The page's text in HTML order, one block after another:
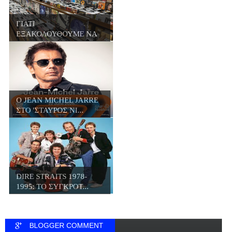
ΓΙΑΤΙ
ΕΞΑΚΟΛΟΥΘΟΥΜΕ ΝΑ
ΑΓΟΡΑΖΟΥΜΕ Β...
Ο JΕΑN MICHEL JARRE
ΣΤΟ 'ΣΤΑΥΡΟΣ ΝΙ...
DIRE STRAITS 1978-
1995: ΤΟ ΣΥΓΚΡΟΤ...
BLOGGER COMMENT